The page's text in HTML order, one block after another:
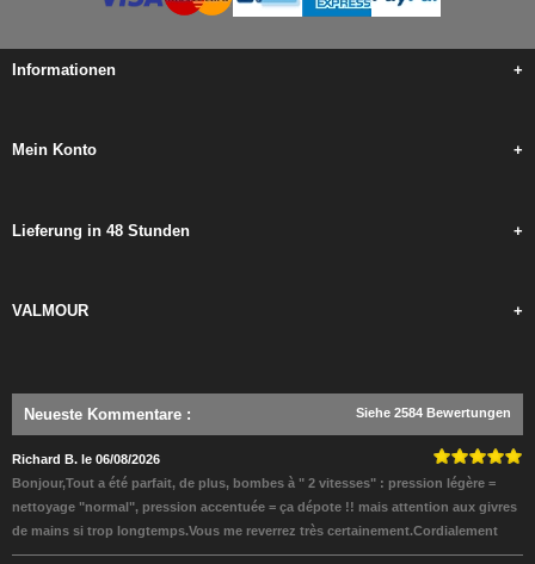
Informationen +
Mein Konto +
Lieferung in 48 Stunden +
VALMOUR +
Neueste Kommentare : Siehe 2584 Bewertungen
Richard B. le 06/08/2026
Bonjour,Tout a été parfait, de plus, bombes à " 2 vitesses" : pression légère =
nettoyage "normal", pression accentuée = ça dépote !! mais attention aux givres
de mains si trop longtemps.Vous me reverrez très certainement.Cordialement